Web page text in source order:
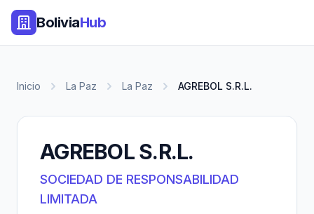
BoliviaHub
Inicio La Paz La Paz AGREBOL S.R.L.
AGREBOL S.R.L.
SOCIEDAD DE RESPONSABILIDAD
LIMITADA